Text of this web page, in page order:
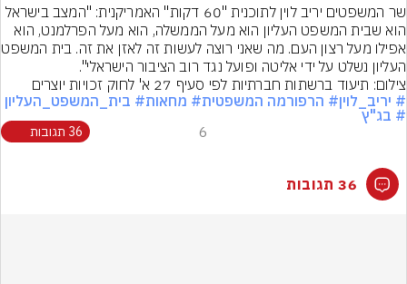
העליון נשלט על ידי אליטה ופועל נגד רוב הציבור הישראלי".
צילום: תיעוד ברשתות חברתיות לפי סעיף 27 א' לחוק זכויות יוצרים
# יריב_לוין# הרפורמה המשפטית# מחאות# בית_המשפט_העליון
# בג"ץ
6 36 תגובות
36 תגובות